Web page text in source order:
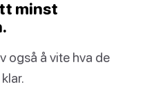
minst
også å vite hva de